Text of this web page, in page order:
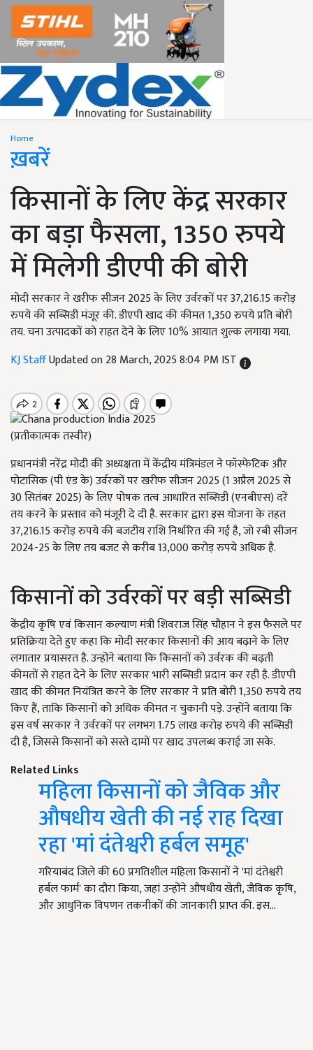
Home
ख़बरें
किसानों के लिए केंद्र सरकार
का बड़ा फैसला, 1350 रुपये
में मिलेगी डीएपी की बोरी
मोदी सरकार ने खरीफ सीजन 2025 के लिए उर्वरकों पर 37,216.15 करोड़
रुपये की सब्सिडी मंजूर की. डीएपी खाद की कीमत 1,350 रुपये प्रति बोरी
तय. चना उत्पादकों को राहत देने के लिए 10% आयात शुल्क लगाया गया.
KJ StaffUpdated on 28 March, 2025 8:04 PM IST
(प्रतीकात्मक तस्वीर)
प्रधानमंत्री नरेंद्र मोदी की अध्यक्षता में केंद्रीय मंत्रिमंडल ने फॉस्फेटिक और
पोटासिक (पी एंड के) उर्वरकों पर खरीफ सीजन 2025 (1 अप्रैल 2025 से
30 सितंबर 2025) के लिए पोषक तत्व आधारित सब्सिडी (एनबीएस) दरें
तय करने के प्रस्ताव को मंजूरी दे दी है. सरकार द्वारा इस योजना के तहत
37,216.15 करोड़ रुपये की बजटीय राशि निर्धारित की गई है, जो रबी सीजन
2024-25 के लिए तय बजट से करीब 13,000 करोड़ रुपये अधिक है.
किसानों को उर्वरकों पर बड़ी सब्सिडी
केंद्रीय कृषि एवं किसान कल्याण मंत्री शिवराज सिंह चौहान ने इस फैसले पर
प्रतिक्रिया देते हुए कहा कि मोदी सरकार किसानों की आय बढ़ाने के लिए
लगातार प्रयासरत है. उन्होंने बताया कि किसानों को उर्वरक की बढ़ती
कीमतों से राहत देने के लिए सरकार भारी सब्सिडी प्रदान कर रही है. डीएपी
खाद की कीमत नियंत्रित करने के लिए सरकार ने प्रति बोरी 1,350 रुपये तय
किए हैं, ताकि किसानों को अधिक कीमत न चुकानी पड़े. उन्होंने बताया कि
इस वर्ष सरकार ने उर्वरकों पर लगभग 1.75 लाख करोड़ रुपये की सब्सिडी
दी है, जिससे किसानों को सस्ते दामों पर खाद उपलब्ध कराई जा सके.
Related Links
महिला किसानों को जैविक और
औषधीय खेती की नई राह दिखा
रहा 'मां दंतेश्वरी हर्बल समूह'
गरियाबंद जिले की 60 प्रगतिशील महिला किसानों ने 'मां दंतेश्वरी
हर्बल फार्म' का दौरा किया, जहां उन्होंने औषधीय खेती, जैविक कृषि,
और आधुनिक विपणन तकनीकों की जानकारी प्राप्त की. इस…